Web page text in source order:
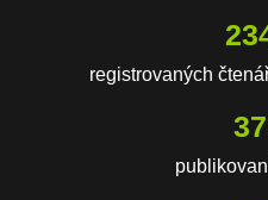
registrovaných